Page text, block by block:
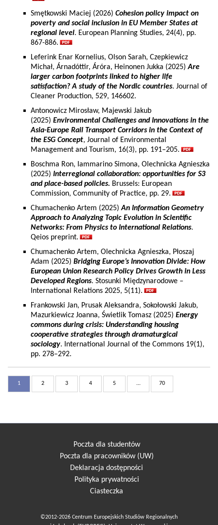
Smętkowski Maciej (2026) Cohesion policy impact on
poverty and social inclusion in EU Member States at
regional level. European Planning Studies, 24(4), pp.
867-886.
Leferink Enar Kornelius, Olson Sarah, Czepkiewicz
Michał, Árnadóttir, Áróra, Heinonen Jukka (2025)Are
larger carbon footprints linked to higher life
satisfaction? A study of the Nordic countries. Journal of
Cleaner Production, 529, 146602.
Antonowicz Mirosław, Majewski Jakub
(2025) Environmental Challenges and Innovations in the
Asia-Europe Rail Transport Corridors in the Context of
the ESG Concept, Journal of Environmental
Management and Tourism, 16(3), pp. 191–205.
Boschma Ron, Iammarino Simona, Olechnicka Agnieszka
(2025) Interregional collaboration: opportunities for S3
and place-based policies. Brussels: European
Commission, Community of Practice, pp. 29.
Chumachenko Artem (2025)An Information Geometry
Approach to Analyzing Topic Evolution in Scientific
Networks: From Physics to International Relations.
Qeios preprint.
Chumachenko Artem, Olechnicka Agnieszka, Płoszaj
Adam (2025) Bridging Europe’s Innovation Divide: How
European Union Research Policy Drives Growth in Less
Developed Regions. Stosunki Międzynarodowe –
International Relations 2025, 5(11).
Frankowski Jan, Prusak Aleksandra, Sokołowski Jakub,
Mazurkiewicz Joanna, Świetlik Tomasz (2025) Energy
commons during crisis: Understanding housing
cooperative strategies through dramaturgical
sociology. International Journal of the Commons 19(1),
pp. 278–292.
1 2 3 4 5 ... 70
Poczta dla studentów
Poczta dla pracowników (UW)
Deklaracja dostępności
Polityka prywatności
Ciasteczka
©2012-2026 Centrum Europejskich Studiów Regionalnych